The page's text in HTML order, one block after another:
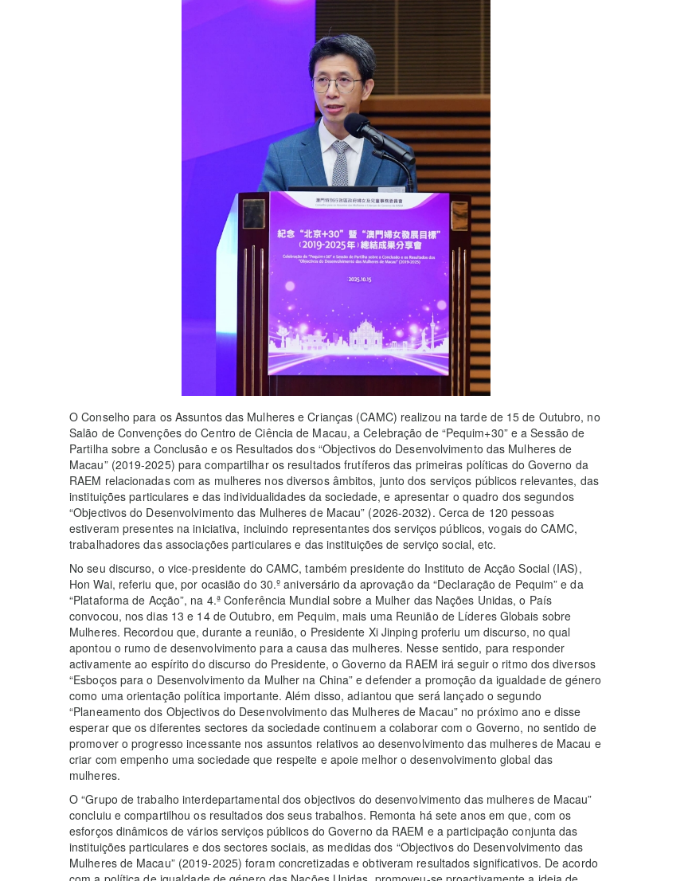
O Conselho para os Assuntos das Mulheres e Crianças (CAMC) realizou na tarde de 15 de Outubro, no
Salão de Convenções do Centro de Ciência de Macau, a Celebração de “Pequim+30” e a Sessão de
Partilha sobre a Conclusão e os Resultados dos “Objectivos do Desenvolvimento das Mulheres de
Macau” (2019-2025) para compartilhar os resultados frutíferos das primeiras políticas do Governo da
RAEM relacionadas com as mulheres nos diversos âmbitos, junto dos serviços públicos relevantes, das
instituições particulares e das individualidades da sociedade, e apresentar o quadro dos segundos
“Objectivos do Desenvolvimento das Mulheres de Macau” (2026-2032). Cerca de 120 pessoas
estiveram presentes na iniciativa, incluindo representantes dos serviços públicos, vogais do CAMC,
trabalhadores das associações particulares e das instituições de serviço social, etc.
No seu discurso, o vice-presidente do CAMC, também presidente do Instituto de Acção Social (IAS),
Hon Wai, referiu que, por ocasião do 30.º aniversário da aprovação da “Declaração de Pequim” e da
“Plataforma de Acção”, na 4.ª Conferência Mundial sobre a Mulher das Nações Unidas, o País
convocou, nos dias 13 e 14 de Outubro, em Pequim, mais uma Reunião de Líderes Globais sobre
Mulheres. Recordou que, durante a reunião, o Presidente Xi Jinping proferiu um discurso, no qual
apontou o rumo de desenvolvimento para a causa das mulheres. Nesse sentido, para responder
activamente ao espírito do discurso do Presidente, o Governo da RAEM irá seguir o ritmo dos diversos
“Esboços para o Desenvolvimento da Mulher na China” e defender a promoção da igualdade de género
como uma orientação política importante. Além disso, adiantou que será lançado o segundo
“Planeamento dos Objectivos do Desenvolvimento das Mulheres de Macau” no próximo ano e disse
esperar que os diferentes sectores da sociedade continuem a colaborar com o Governo, no sentido de
promover o progresso incessante nos assuntos relativos ao desenvolvimento das mulheres de Macau e
criar com empenho uma sociedade que respeite e apoie melhor o desenvolvimento global das
mulheres.
O “Grupo de trabalho interdepartamental dos objectivos do desenvolvimento das mulheres de Macau”
concluiu e compartilhou os resultados dos seus trabalhos. Remonta há sete anos em que, com os
esforços dinâmicos de vários serviços públicos do Governo da RAEM e a participação conjunta das
instituições particulares e dos sectores sociais, as medidas dos “Objectivos do Desenvolvimento das
Mulheres de Macau” (2019-2025) foram concretizadas e obtiveram resultados significativos. De acordo